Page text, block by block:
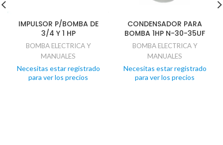
IMPULSOR P/BOMBA DE
3/4 Y 1 HP
BOMBA ELECTRICA Y
MANUALES
Necesitas estar registrado
para ver los precios
CONDENSADOR PARA
BOMBA 1HP N-30-35UF
BOMBA ELECTRICA Y
MANUALES
Necesitas estar registrado
para ver los precios